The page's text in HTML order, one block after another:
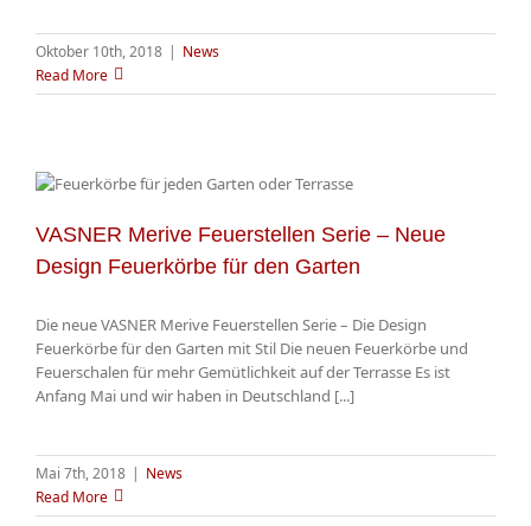
Oktober 10th, 2018 | News
Read More
VASNER Merive Feuerstellen Serie – Neue
Design Feuerkörbe für den Garten
Die neue VASNER Merive Feuerstellen Serie – Die Design
Feuerkörbe für den Garten mit Stil Die neuen Feuerkörbe und
Feuerschalen für mehr Gemütlichkeit auf der Terrasse Es ist
Anfang Mai und wir haben in Deutschland [...]
Mai 7th, 2018 | News
Read More